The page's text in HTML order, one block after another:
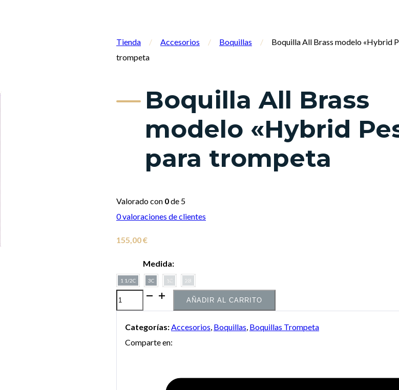
Tienda / Accesorios / Boquillas /
Boquilla All Brass modelo «Hybrid
trompeta
Boquilla All Brass
modelo «Hybrid
para trompeta
Valorado con 0de 5
0valoraciones de clientes
155,00€
Medida:
1 1/2C 3C 1C 2B
Boquilla
All
Brass
modelo
AÑADIR AL CARRITO
Categorías: Accesorios Boquillas Boquillas Trompeta
Comparte en: